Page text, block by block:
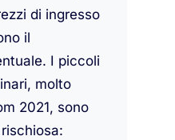
di ingresso
il
I piccoli
molto
2021, sono